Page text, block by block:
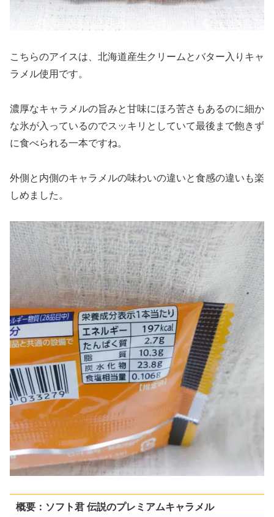
こちらのアイスは、北海道産生クリームとバター入りキャ
ラメル使用です。
濃厚なキャラメルの旨みと甘味にほろ苦さもあるのに細か
な氷が入っているのでスッキリとしていて最後まで飽きず
に食べられる一本ですね。
外側と内側のキャラメルの味わいの違いと食感の違いも楽
しめました。
概要：ソフト君 伝説のプレミアムキャラメル